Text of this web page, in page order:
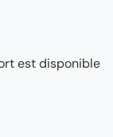
est disponible